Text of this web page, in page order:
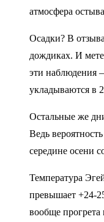
атмосфера
Осадки? В
дождиках. И
эти наблюдения
укладываются в
Остальные же
Ведь
середине осени
Температура
превышает +24-
вообще прогрета